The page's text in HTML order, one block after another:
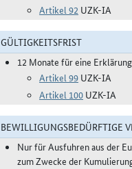
Artikel 92 UZK-IA
GÜLTIGKEITSFRIST
12 Monate für eine
Artikel 99 UZK-IA
Artikel 100 UZK-IA
BEWILLIGUNGSBEDÜRFTIGE
Nur für Ausfuhren aus der
zum Zwecke der